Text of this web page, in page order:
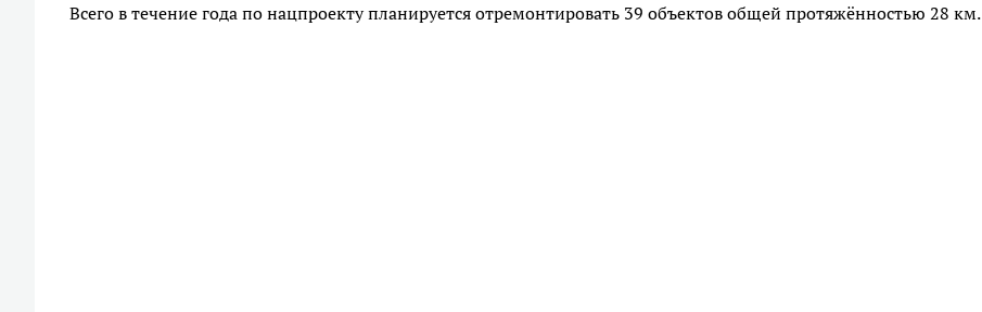
Всего в течение года по нацпроекту планируется отремонтировать 39 объектов общей протяжённостью 28 км.